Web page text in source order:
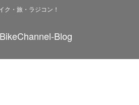
ク・旅・ラジコン！
Blog